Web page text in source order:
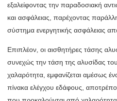
εξαλείφοντας την παραδοσιακή
και ασφάλειας, παρέχοντας
σύστημα ενεργητικής ασφάλειας
Επιπλέον, οι αισθητήρες τάσης
συνεχώς την τάση της αλυσίδας
χαλαρότητα, εμφανίζεται αμέσως
πίνακα ελέγχου εδάφους,